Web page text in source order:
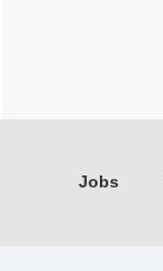
Jobs